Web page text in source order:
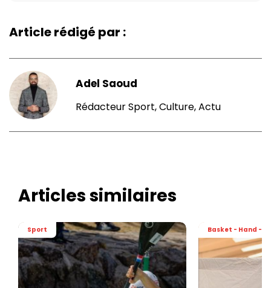
Article rédigé par :
Adel Saoud
Rédacteur Sport, Culture, Actu
Articles similaires
Sport Basket - Hand -